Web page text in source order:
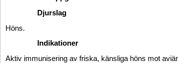
Djurslag
Höns.
Indikationer
Aktiv immunisering av friska, känsliga höns mot